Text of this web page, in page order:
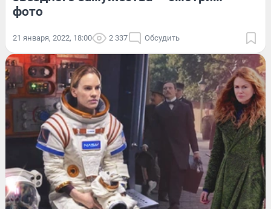
фото
21 января, 2022, 18:00 2 337 Обсудить